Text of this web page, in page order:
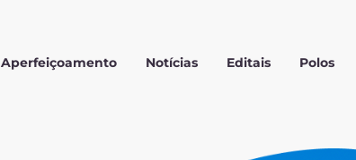
Aperfeiçoamento Notícias Editais Polos